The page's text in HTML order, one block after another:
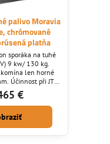
palivo Moravia
chrómované
platňa
sporáka na tuhé
9 kw/ 130 kg.
komína len horné
Účinnost při JTV
a čierna farby je v
EUR s DPH
€